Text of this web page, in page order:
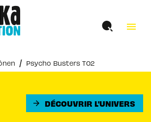
menu
/ Psycho Busters T02
arrow_forward DÉCOUVRIR L'UNIVERS